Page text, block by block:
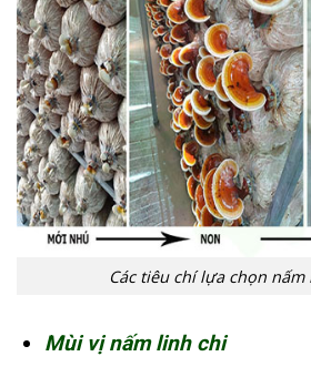
Các tiêu chí lựa chọn
Mùi vị nấm linh chi